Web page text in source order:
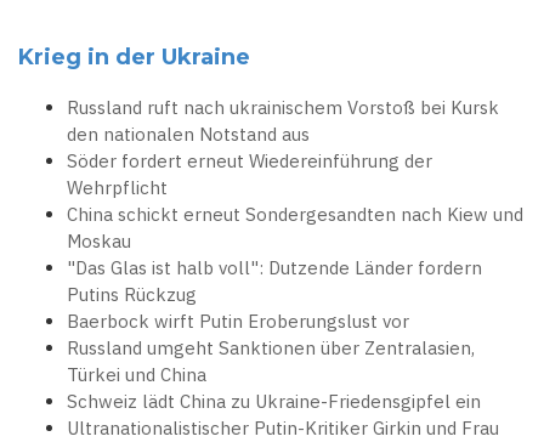
Krieg in der Ukraine
Russland ruft nach ukrainischem Vorstoß bei Kursk
den nationalen Notstand aus
Söder fordert erneut Wiedereinführung der
Wehrpflicht
China schickt erneut Sondergesandten nach Kiew und
Moskau
"Das Glas ist halb voll": Dutzende Länder fordern
Putins Rückzug
Baerbock wirft Putin Eroberungslust vor
Russland umgeht Sanktionen über Zentralasien,
Türkei und China
Schweiz lädt China zu Ukraine-Friedensgipfel ein
Ultranationalistischer Putin-Kritiker Girkin und Frau